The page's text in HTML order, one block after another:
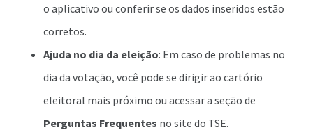
o aplicativo ou conferir se os dados inseridos estão
corretos.
Ajuda no dia da eleição: Em caso de problemas no
dia da votação, você pode se dirigir ao cartório
eleitoral mais próximo ou acessar a seção de
Perguntas Frequentes no site do TSE.